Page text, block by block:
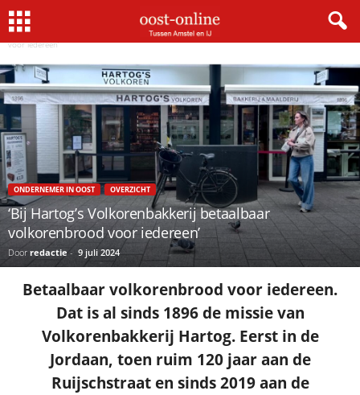
Home
‘Bij Hartog’s Volkorenbakkerij betaalbaar volkorenbrood
voor iedereen’
ONDERNEMER IN OOST OVERZICHT
‘Bij Hartog’s Volkorenbakkerij betaalbaar
volkorenbrood voor iedereen’
Door redactie- 9 juli 2024
Betaalbaar volkorenbrood voor iedereen.
Dat is al sinds 1896 de missie van
Volkorenbakkerij Hartog. Eerst in de
Jordaan, toen ruim 120 jaar aan de
Ruijschstraat en sinds 2019 aan de
×
Gratis NieuwsMail
VOORNAAM
E-MAIL
Postcode
Met de inschrijving accepteer ik de
privacyverklaring.